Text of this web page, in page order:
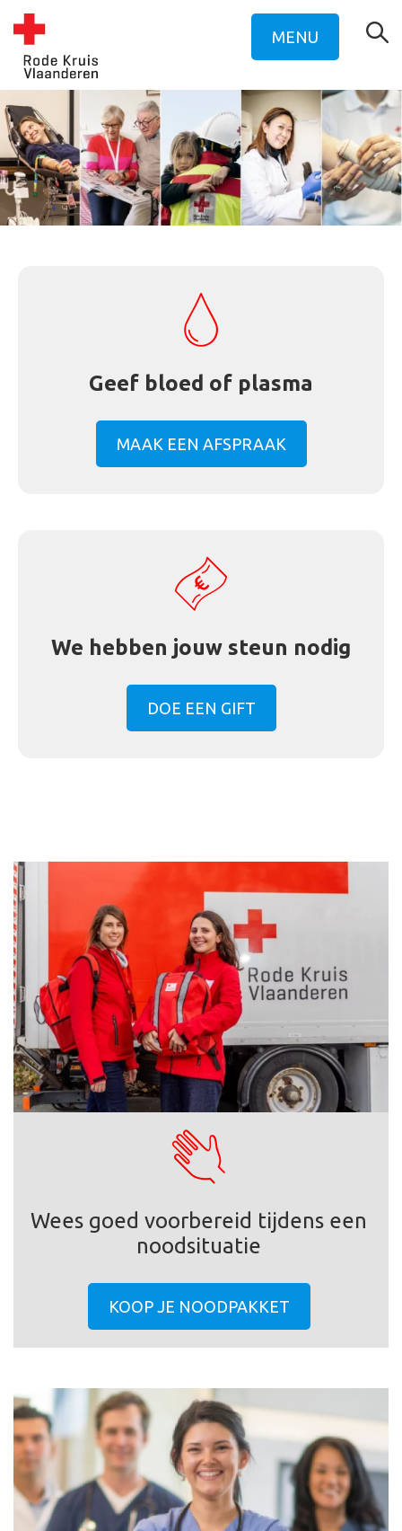
MENU
Geef bloed of plasma
MAAK EEN AFSPRAAK
We hebben jouw steun nodig
DOE EEN GIFT
Wees goed voorbereid tijdens een
noodsituatie
KOOP JE NOODPAKKET